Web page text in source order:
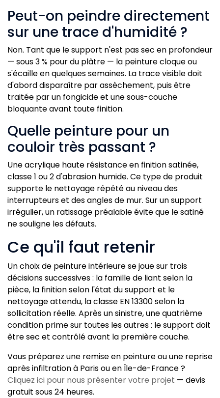
Peut-on peindre directement
sur une trace d'humidité ?
Non. Tant que le support n'est pas sec en profondeur
— sous 3 % pour du plâtre — la peinture cloque ou
s'écaille en quelques semaines. La trace visible doit
d'abord disparaître par assèchement, puis être
traitée par un fongicide et une sous-couche
bloquante avant toute finition.
Quelle peinture pour un
couloir très passant ?
Une acrylique haute résistance en finition satinée,
classe 1 ou 2 d'abrasion humide. Ce type de produit
supporte le nettoyage répété au niveau des
interrupteurs et des angles de mur. Sur un support
irrégulier, un ratissage préalable évite que le satiné
ne souligne les défauts.
Ce qu'il faut retenir
Un choix de peinture intérieure se joue sur trois
décisions successives : la famille de liant selon la
pièce, la finition selon l'état du support et le
nettoyage attendu, la classe EN 13300 selon la
sollicitation réelle. Après un sinistre, une quatrième
condition prime sur toutes les autres : le support doit
être sec et contrôlé avant la première couche.
Vous préparez une remise en peinture ou une reprise
après infiltration à Paris ou en Île-de-France ?
Cliquez ici pour nous présenter votre projet — devis
gratuit sous 24 heures.